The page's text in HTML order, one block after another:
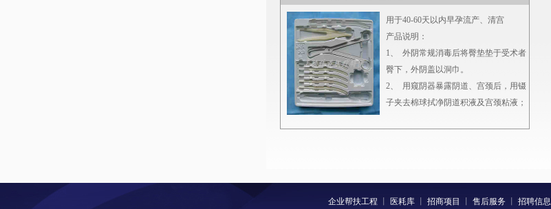
用于40-60天以内早孕流产、清宫
产品说明：
1、 外阴常规消毒后将臀垫垫于受术者
臀下，外阴盖以洞巾。
2、 用窥阴器暴露阴道、宫颈后，用镊
子夹去棉球拭净阴道积液及宫颈粘液；
5、 从细到粗依次选取宫颈扩张条插入
宫颈管进行扩张；直到扩张宫颈至比所
企业帮扶工程 医耗库 招商项目 售后服务 招聘信息